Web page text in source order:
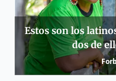
Estos son los
dos de